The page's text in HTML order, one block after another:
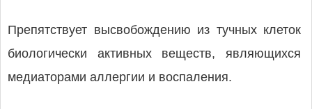
Препятствует высвобождению из тучных клеток
биологически активных веществ, являющихся
медиаторами аллергии и воспаления.